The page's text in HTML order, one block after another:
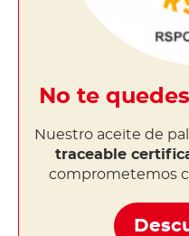
No te
Nuestro aceite de
traceable
comprometemos